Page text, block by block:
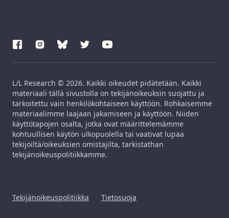
L/L Research © 2026. Kaikki oikeudet pidätetään. Kaikki
materiaali tällä sivustolla on tekijänoikeuksin suojattu ja
tarkoitettu vain henkilökohtaiseen käyttöön. Rohkaisemme
materiaalimme laajaan jakamiseen ja käyttöön. Niiden
käyttötapojen osalta, jotka ovat määrittelemämme
kohtuullisen käytön ulkopuolella tai vaativat lupaa
tekijöiltä/oikeuksien omistajilta, tarkistathan
tekijänoikeuspolitiikkamme.
Tekijänoikeuspolitiikka Tietosuoja